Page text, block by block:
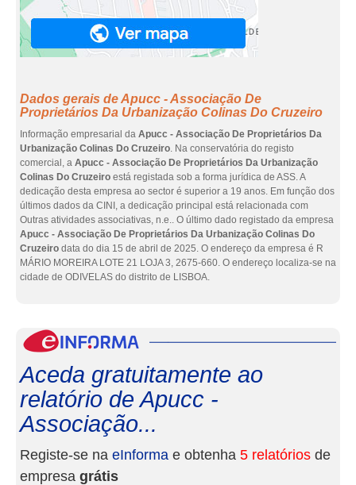
Dados gerais de Apucc - Associação De
Proprietários Da Urbanização Colinas Do Cruzeiro
Informação empresarial da Apucc - Associação De Proprietários Da
Urbanização Colinas Do Cruzeiro. Na conservatória do registo
comercial, a Apucc - Associação De Proprietários Da Urbanização
Colinas Do Cruzeiro está registada sob a forma jurídica de ASS. A
dedicação desta empresa ao sector é superior a 19 anos. Em função dos
últimos dados da CINI, a dedicação principal está relacionada com
Outras atividades associativas, n.e.. O último dado registado da empresa
Apucc - Associação De Proprietários Da Urbanização Colinas Do
Cruzeiro data do dia 15 de abril de 2025. O endereço da empresa é R
MÁRIO MOREIRA LOTE 21 LOJA 3, 2675-660. O endereço localiza-se na
cidade de ODIVELAS do distrito de LISBOA.
Aceda gratuitamente ao
relatório de Apucc -
Associação...
Registe-se na eInforma e obtenha 5 relatórios de
empresa grátis